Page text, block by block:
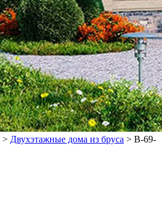
> Двухэтажные дома из бруса > В-69-